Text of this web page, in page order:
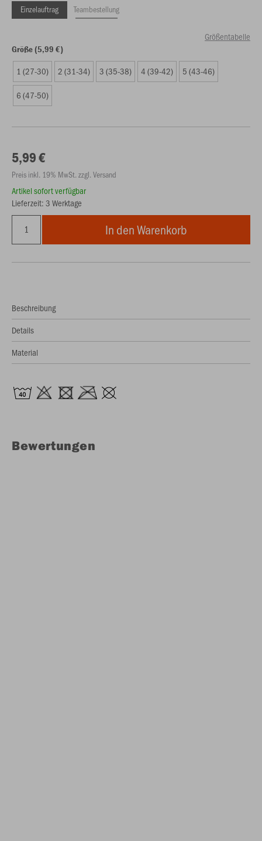
Einzelauftrag Teambestellung
Größentabelle
Größe (5,99 €)
1 (27-30) 2 (31-34) 3 (35-38) 4 (39-42) 5 (43-46)
6 (47-50)
5,99 €
Preis inkl. 19% MwSt. zzgl. Versand
Artikel sofort verfügbar
Lieferzeit: 3 Werktage
In den Warenkorb
Beschreibung
Details
Material
Bewertungen